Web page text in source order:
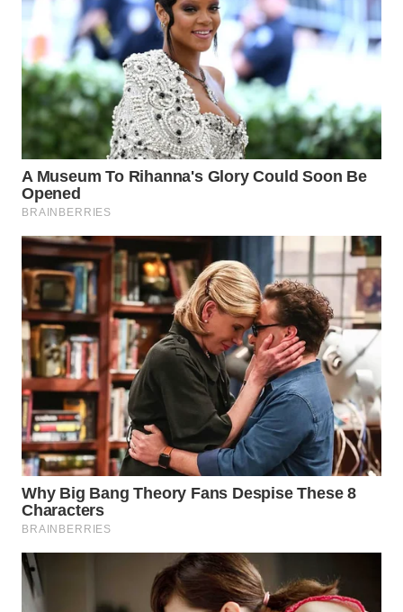
Wahana
Group
WAHANA
NEWS
WAHANA
TANI
WAHANA
ADVOKAT
WAHANA
INFRASTRUKTUR
WAHANA
KONSUMEN
WAHANA
LISTRIK
WAHANA
TRAVEL
WAHANA